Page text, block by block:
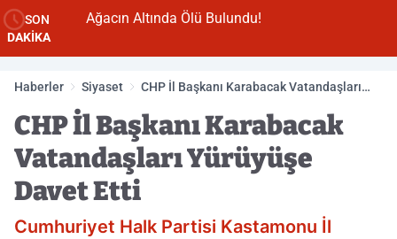
SON
DAKİKA
Ağacın Altında Ölü Bulundu!
Haberler Siyaset
CHP İl Başkanı Karabacak Vatandaşları
CHP İl Başkanı Karabacak
Vatandaşları Yürüyüşe
Davet Etti
Cumhuriyet Halk Partisi Kastamonu İl